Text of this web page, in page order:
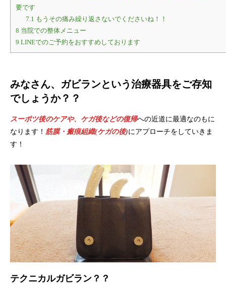
要です
7.1 もうその痛み繰り返さないでくださいね！！
8 当院での整体メニュー
9 LINEでのご予約をおすすめしております
みなさん、ガビランという治療器具をご存知
でしょうか？？
スーポツ後のケアや、ケガ後などの復帰への近道に最適なのもに
なります！ 筋膜・瘢痕組織(ケガの後)にアプローチをしていきま
す！
テクニカルガビラン？？